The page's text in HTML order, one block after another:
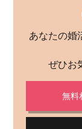
あなたの婚
ぜひお
無料